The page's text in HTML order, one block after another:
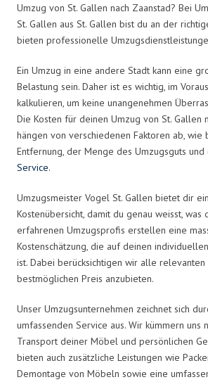
Umzug von St. Gallen nach Zaanstad? Bei
St. Gallen aus St. Gallen bist du an der
bieten professionelle
Ein Umzug in eine andere Stadt kann eine
Belastung sein. Daher ist es wichtig, im
kalkulieren, um keine unangenehmen
Die Kosten für deinen Umzug von St. Gallen
hängen von verschiedenen Faktoren ab,
Entfernung, der Menge des Umzugsguts und
Service.
Umzugsmeister Vogel St. Gallen bietet dir
Kostenübersicht, damit du genau weisst, was
erfahrenen Umzugsprofis erstellen eine
Kostenschätzung, die auf deinen
ist. Dabei berücksichtigen wir alle relevanten
bestmöglichen Preis anzubieten.
Unser Umzugsunternehmen zeichnet sich
umfassenden Service aus. Wir kümmern uns
Transport deiner Möbel und persönlichen
bieten auch zusätzliche Leistungen wie
Demontage von Möbeln sowie eine